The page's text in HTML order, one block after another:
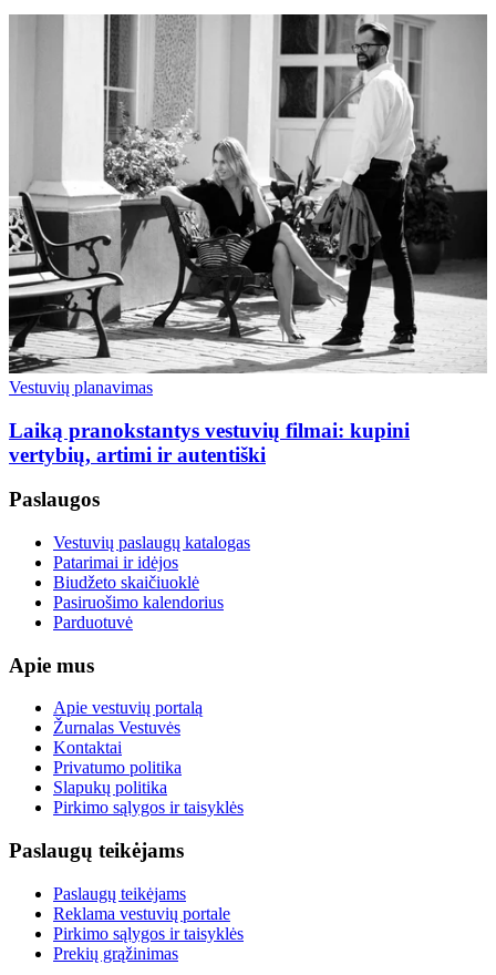
Vestuvių planavimas
Laiką pranokstantys vestuvių filmai: kupini
vertybių, artimi ir autentiški
Paslaugos
Vestuvių paslaugų katalogas
Patarimai ir idėjos
Biudžeto skaičiuoklė
Pasiruošimo kalendorius
Parduotuvė
Apie mus
Apie vestuvių portalą
Žurnalas Vestuvės
Kontaktai
Privatumo politika
Slapukų politika
Pirkimo sąlygos ir taisyklės
Paslaugų teikėjams
Paslaugų teikėjams
Reklama vestuvių portale
Pirkimo sąlygos ir taisyklės
Prekių grąžinimas